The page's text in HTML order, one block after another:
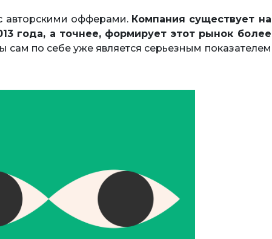
авторскими офферами. Компания существует на
года, а точнее, формирует этот рынок более
сам по себе уже является серьезным показателем